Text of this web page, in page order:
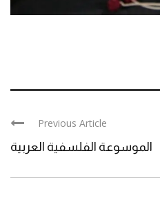
Previous Article
الموسوعة الفلسفية العربية